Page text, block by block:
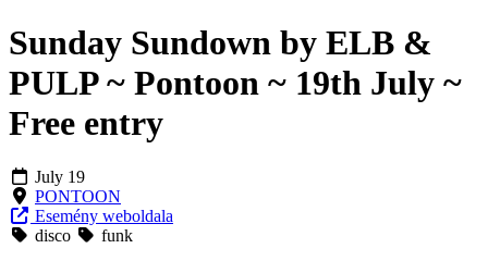
Sunday Sundown by ELB &
PULP ~ Pontoon ~ 19th July ~
Free entry
July 19
PONTOON
Esemény weboldala
disco
funk